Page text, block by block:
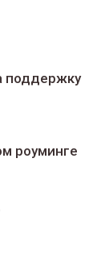
поддержку
роуминге